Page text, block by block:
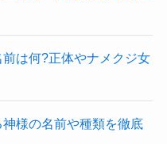
は何?正体やナメクジ女
様の名前や種類を徹底